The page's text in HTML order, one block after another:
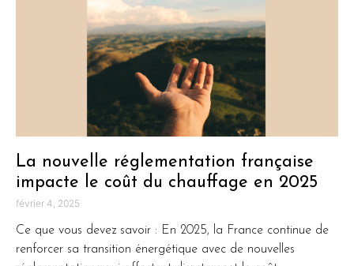
La nouvelle réglementation française
impacte le coût du chauffage en 2025
février 4, 2025
Ce que vous devez savoir : En 2025, la France continue de
renforcer sa transition énergétique avec de nouvelles